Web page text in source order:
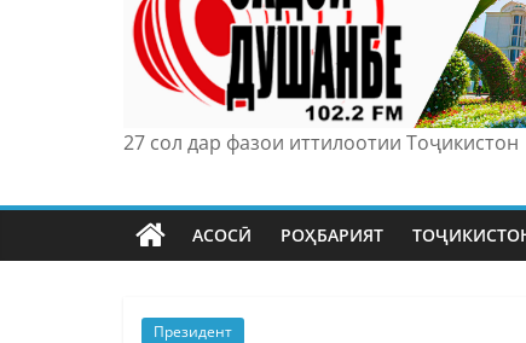
27 сол дар фазои иттилоотии Тоҷикистон
АСОСӢ РОҲБАРИЯТ
Президент